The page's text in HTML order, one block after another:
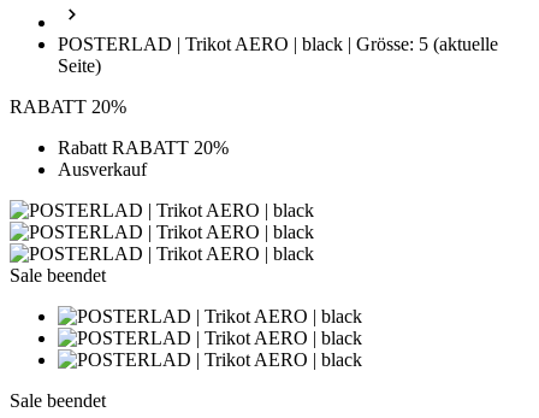
POSTERLAD | Trikot AERO | black | Grösse: 5 (aktuelle
Seite)
RABATT 20%
Rabatt RABATT 20%
Ausverkauf
Sale beendet
Sale beendet